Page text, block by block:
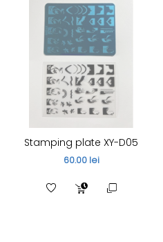
Stamping plate XY-D05
60.00 lei